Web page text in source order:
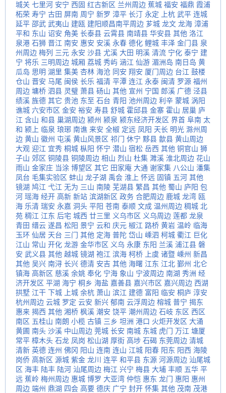
城关 七里河 安宁 西固 红古新区 兰州周边 蕉城 福安 福鼎 霞浦
柘荣 寿宁 古田 屏南 周宁 新罗 漳平 长汀 永定 上杭 武平 连城
延平 邵武 武夷山 建瓯 建阳顺昌南平周边 芗城 龙文 龙海 漳浦
平和 东山 诏安 角美 长泰县 云霄县 南靖县 华安县 其他 洛江
泉港 石狮 晋江 南安 惠安 安溪 永春 德化 鲤城 丰泽 金门县 泉
州周边 梅列 三元 永安 沙县 尤溪 大田 明溪 清流 宁化 泰宁 建
宁 将乐 三明周边 城厢 荔城 秀屿 涵江 仙游 湄洲岛 南日岛 黄
瓜岛 思明 湖里 集美 杏林 海沧 同安 翔安 厦门周边 台江 鼓楼
仓山 晋安 马尾 闽侯 长乐 福清 平潭 连江 永泰 闽清 罗源 福州
周边 墉桥 泗县 灵璧 萧县 砀山 其他 宣州 宁国 郎溪 广德 泾县
绩溪 旌德 其它 贵池 东至 石台 青阳 池州周边 利辛 蒙城 涡阳
谯城 六安市区 金安 裕安 寿县 舒城 霍邱县 金寨 霍山 居巢 庐
江 含山 和县 巢湖周边 颍州 颍泉 颍东经济开发区 界首 阜南 太
和 颍上 临泉 琅琊 南谯 来安 全椒 定远 凤阳 天长 明光 滁州周
边 黄山 徽州 屯溪 黄山风景区 祁门 休宁 黟县 歙县 黄山周边
大观 迎江 宜秀 桐城 枞阳 怀宁 潜山 宿松 岳西 其他 铜官山 狮
子山 郊区 铜陵县 铜陵周边 相山 烈山 杜集 濉溪 淮北周边 花山
雨山 金家庄 当涂 博望区 其它 田家庵 大通 谢家集 八公山 潘集
凤台 毛集实验区 蚌山 龙子湖 禹会 淮上 怀远 固镇 五河 其他
镜湖 鸠江 弋江 无为 三山 南陵 芜湖县 繁昌 其他 蜀山 庐阳 包
河 瑶海 经开 高新 新站 滨湖新区 政务 合肥周边 鹿城 龙湾 瓯
海 乐清 瑞安 永嘉 洞头 平阳 苍南 泰顺 文成 温州周边 稠城 北
苑 稠江 江东 后宅 城西 廿三里 义乌市区 义乌周边 莲都 龙泉
青田 缙云 遂昌 松阳 景宁 云和 庆元 椒江 路桥 黄岩 温岭 临海
玉环 仙居 天台 三门 其他 定海 普陀 岱山 嵊泗 柯城 衢江 巨化
江山 常山 开化 龙游 金华市区 义乌 永康 东阳 兰溪 浦江县 磐
安 武义县 其他 越城 镜湖 袍江 滨海 柯桥 上虞 诸暨 嵊州 新昌
其他 吴兴 南浔 长兴 德清 安吉 其他 海曙 江东 江北 鄞州 北仑
镇海 高新区 慈溪 余姚 奉化 宁海 象山 宁波周边 南湖 秀洲 经
济开发区 平湖 海宁 桐乡 海盐 嘉善县 嘉兴市区 嘉兴周边 西湖
拱墅 江干 下城 上城 余杭 萧山 滨江 建德 富阳 临安 桐庐 淳安
杭州周边 云城 罗定 云安 新兴 郁南 云浮周边 榕城 普宁 揭东
惠来 揭西 其他 湘桥 枫溪 潮安 饶平 潮州周边 石岐 东区 西区
南区 五桂山 南朗 小榄 古镇 三乡 坦洲 港口 火炬开发区 大涌
黄圃 南头 沙溪 中山周边 莞城 长安 南城 东城 虎门 万江 塘厦
常平 樟木头 石龙 凤岗 松山湖 厚街 高埗 石碣 东莞周边 清城
清新 英德 连州 佛冈 阳山 连南 连山 江城 阳春 阳东 阳西 海陵
岗侨 高新区 源城 紫金 龙川 连平 和平县 东源 河源周边 汕尾城
区 海丰 陆丰 陆河 汕尾周边 梅江 兴宁 梅县 大埔 丰顺 五华 平
远 蕉岭 梅州周边 惠城 博罗 大亚湾 仲恺 惠东 龙门 惠阳 惠州
周边 端州 鼎湖 四会 高要 德庆 广宁 封开 怀集 其他 茂南 茂港